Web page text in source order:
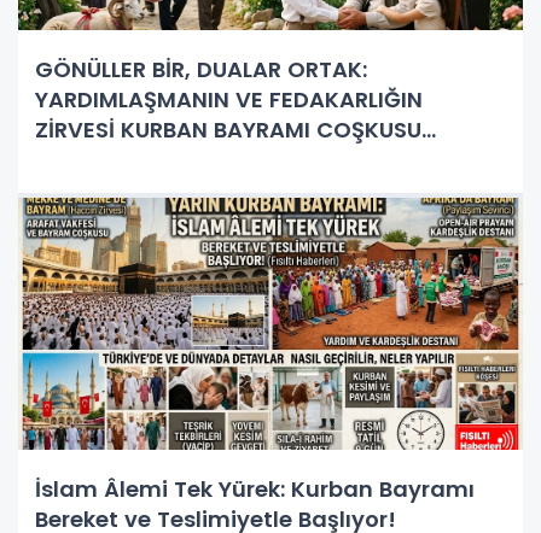
GÖNÜLLER BİR, DUALAR ORTAK:
YARDIMLAŞMANIN VE FEDAKARLIĞIN
ZİRVESİ KURBAN BAYRAMI COŞKUSU
İslam Âlemi Tek Yürek: Kurban Bayramı
Bereket ve Teslimiyetle Başlıyor!